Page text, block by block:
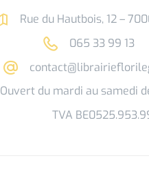
Rue du Hautbois, 12 –
065 33 99 13
Ouvert du mardi au samedi
TVA